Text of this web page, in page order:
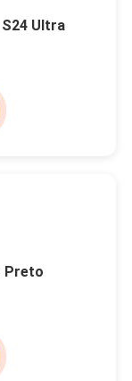
Ultra
Preto